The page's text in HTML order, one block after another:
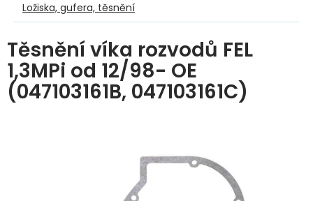
Ložiska, gufera, těsnění
Těsnění víka rozvodů FEL
1,3MPi od 12/98- OE
(047103161B, 047103161C)